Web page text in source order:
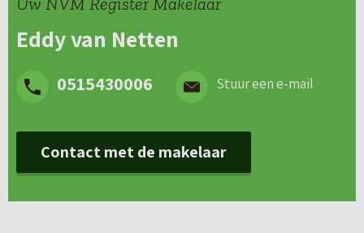
Eddy van Netten
0515430006 Stuur een e-mail
Contact met de makelaar